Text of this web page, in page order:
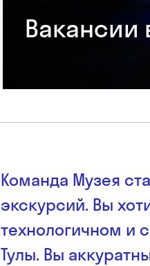
Вакансии
Команда Музея
экскурсий. Вы
технологичном и
Тулы. Вы